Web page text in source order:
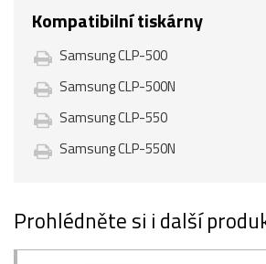
Kompatibilní tiskárny
Samsung CLP-500
Samsung CLP-500N
Samsung CLP-550
Samsung CLP-550N
Prohlédněte si i další